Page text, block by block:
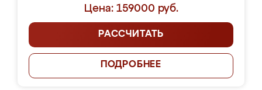
Цена: 159000 руб.
РАССЧИТАТЬ
ПОДРОБНЕЕ